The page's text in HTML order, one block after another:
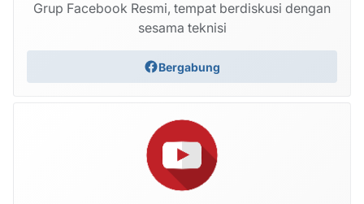
Grup Facebook Resmi, tempat berdiskusi dengan
sesama teknisi
Bergabung